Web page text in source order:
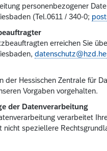
personenbezogener
(Tel.0611 / 340-0;
erreichen Sie
der Hessischen Zentrale für
Vorgaben vorgehalten.
der Datenverarbeitung
verarbeitet
speziellere